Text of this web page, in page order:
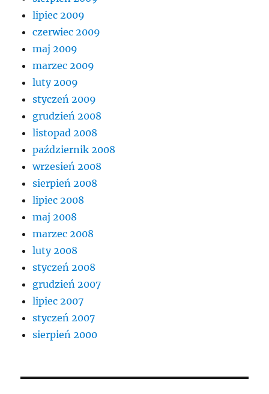
lipiec 2009
czerwiec 2009
maj 2009
marzec 2009
luty 2009
styczeń 2009
grudzień 2008
listopad 2008
październik 2008
wrzesień 2008
sierpień 2008
lipiec 2008
maj 2008
marzec 2008
luty 2008
styczeń 2008
grudzień 2007
lipiec 2007
styczeń 2007
sierpień 2000